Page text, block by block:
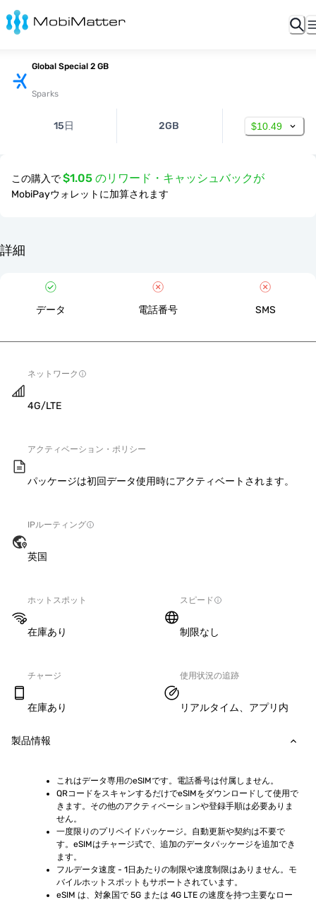
Global Special 2 GB
Sparks
15日 2GB $10.49
この購入で$1.05 のリワード・キャッシュバックが
MobiPayウォレットに加算されます
詳細
データ 電話番号 SMS
ネットワーク
4G/LTE
アクティベーション・ポリシー
パッケージは初回データ使用時にアクティベートされます。
IPルーティング
英国
ホットスポット
在庫あり
スピード
制限なし
チャージ
在庫あり
使用状況の追跡
リアルタイム、アプリ内
製品情報
これはデータ専用のeSIMです。電話番号は付属しません。
QRコードをスキャンするだけでeSIMをダウンロードして使用で
きます。その他のアクティベーションや登録手順は必要ありま
せん。
一度限りのプリペイドパッケージ。自動更新や契約は不要で
す。eSIMはチャージ式で、追加のデータパッケージを追加でき
ます。
フルデータ速度 - 1日あたりの制限や速度制限はありません。モ
バイルホットスポットもサポートされています。
eSIM は、対象国で 5G または 4G LTE の速度を持つ主要なロー